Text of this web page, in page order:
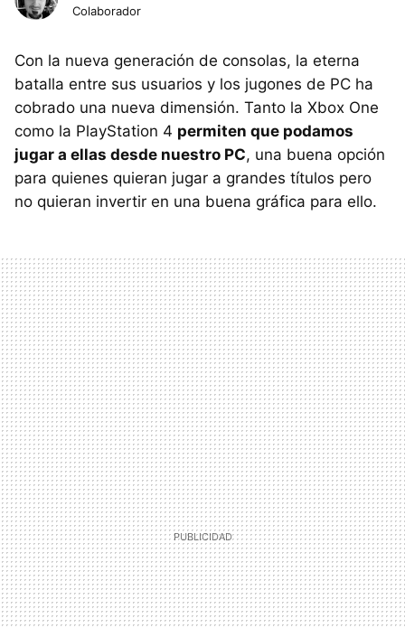
Colaborador
Con la nueva generación de consolas, la eterna
batalla entre sus usuarios y los jugones de PC ha
cobrado una nueva dimensión. Tanto la Xbox One
como la PlayStation 4 permiten que podamos
jugar a ellas desde nuestro PC, una buena opción
para quienes quieran jugar a grandes títulos pero
no quieran invertir en una buena gráfica para ello.